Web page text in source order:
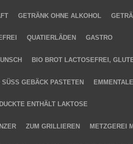
GETRÄNK OHNE ALKOHOL
QUATIERLÄDEN GASTRO
BIO BROT LACTOSEFREI,
SÜSS GEBÄCK PASTETEN
ENTHÄLT LAKTOSE
ZUM GRILLIEREN METZGEREI